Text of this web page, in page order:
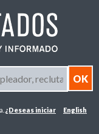
English
¿Deseas iniciar